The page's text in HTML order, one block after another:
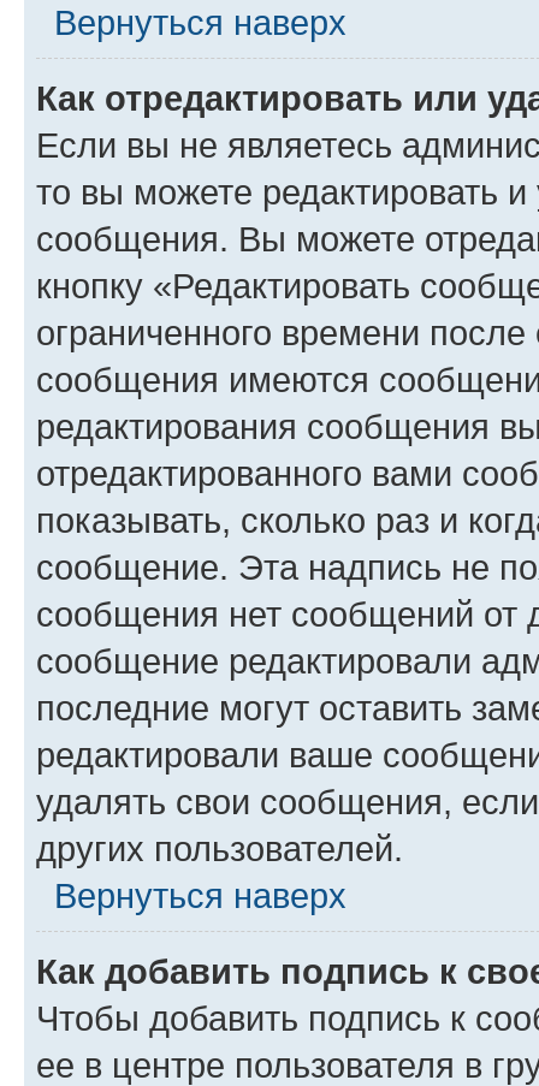
Вернуться наверх
Как отредактировать или
Если вы не являетесь
то вы можете редактировать
сообщения. Вы можете
кнопку «Редактировать
ограниченного времени
сообщения имеются
редактирования сообщения
отредактированного вами
показывать, сколько раз и
сообщение. Эта надпись не
сообщения нет сообщений от
сообщение редактировали
последние могут оставить
редактировали ваше
удалять свои сообщения,
других пользователей.
Вернуться наверх
Как добавить подпись к
Чтобы добавить подпись к
ее в центре пользователя в